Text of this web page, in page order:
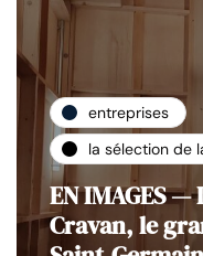
entreprises
la sélection de
EN IMAGES
Cravan, le